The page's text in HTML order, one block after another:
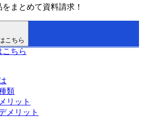
まとめて資料請求！
こちら
こちら
類
リット
メリット